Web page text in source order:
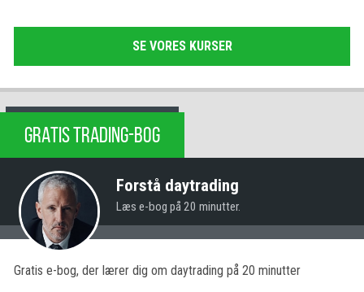
SE VORES KURSER
GRATIS TRADING-BOG
Forstå daytrading
Læs e-bog på 20 minutter.
Gratis e-bog, der lærer dig om daytrading på 20 minutter